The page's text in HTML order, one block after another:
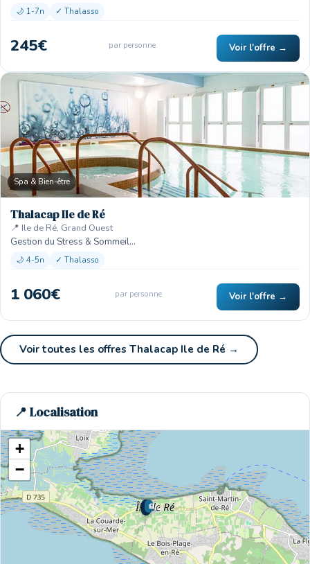
🌙 1-7n ✓ Thalasso
245€ par personne Voir l'offre →
Spa & Bien-être
Thalacap Ile de Ré
📍 Ile de Ré, Grand Ouest
Gestion du Stress & Sommeil…
🌙 4-5n ✓ Thalasso
1 060€ par personne Voir l'offre →
Voir toutes les offres Thalacap Ile de Ré →
📍 Localisation
🌊 Ici
🏨
+
−